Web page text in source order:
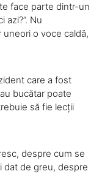
face parte dintr-un
azi?”. Nu
o voce caldă,
care a fost
bucătar poate
să fie lecții
despre cum se
dat de greu, despre